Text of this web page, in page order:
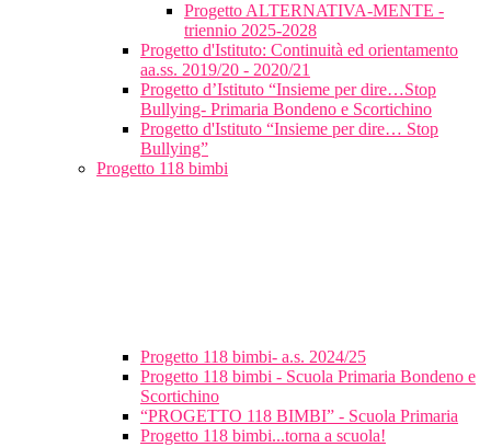
Progetto ALTERNATIVA-MENTE -
triennio 2025-2028
Progetto d'Istituto: Continuità ed orientamento
aa.ss. 2019/20 - 2020/21
Progetto d’Istituto “Insieme per dire…Stop
Bullying- Primaria Bondeno e Scortichino
Progetto d'Istituto “Insieme per dire… Stop
Bullying”
Progetto 118 bimbi
Progetto 118 bimbi- a.s. 2024/25
Progetto 118 bimbi - Scuola Primaria Bondeno e
Scortichino
“PROGETTO 118 BIMBI” - Scuola Primaria
Progetto 118 bimbi...torna a scuola!